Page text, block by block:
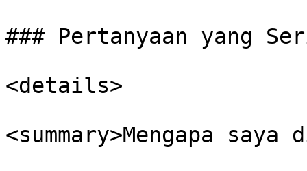
### Pertanyaan yang
<details>
<summary>Mengapa saya